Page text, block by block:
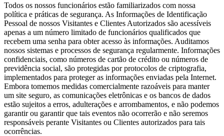
Todos os nossos funcionários estão familiarizados com nossa
política e práticas de segurança. As Informações de Identificação
Pessoal de nossos Visitantes e Clientes Autorizados são acessíveis
apenas a um número limitado de funcionários qualificados que
recebem uma senha para obter acesso às informações. Auditamos
nossos sistemas e processos de segurança regularmente. Informações
confidenciais, como números de cartão de crédito ou números de
previdência social, são protegidas por protocolos de criptografia,
implementados para proteger as informações enviadas pela Internet.
Embora tomemos medidas comercialmente razoáveis ​​para manter
um site seguro, as comunicações eletrônicas e os bancos de dados
estão sujeitos a erros, adulterações e arrombamentos, e não podemos
garantir ou garantir que tais eventos não ocorrerão e não seremos
responsáveis ​​perante Visitantes ou Clientes autorizados para tais
ocorrências.